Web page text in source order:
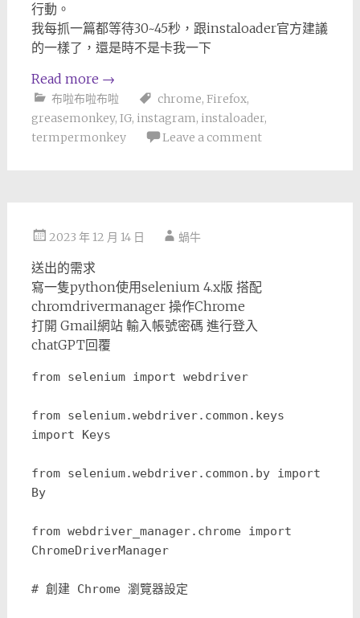
行動。
我每抓一篇都等待30~45秒，跟instaloader官方建議
的一樣了，還是時不是卡我一下
Read more →
布啦布啦布啦 chrome, Firefox,
greasemonkey, IG, instagram, instaloader,
termpermonkey
Leave a comment
2023 年 12 月 14 日 蝸牛
送出的需求
寫一隻python使用selenium 4.x版 搭配
chromdrivermanager 操作Chrome
打開 Gmail網站 輸入帳號密碼 進行登入
chatGPT回覆
from selenium import webdriver
from selenium.webdriver.common.keys
import Keys
from selenium.webdriver.common.by import
By
from webdriver_manager.chrome import
ChromeDriverManager
# 創建 Chrome 瀏覽器設定